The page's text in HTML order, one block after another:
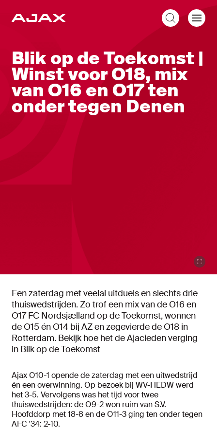
Blik op de Toekomst |
Winst voor O18, mix
van O16 en O17 ten
onder tegen Denen
Een zaterdag met veelal uitduels en slechts drie
thuiswedstrijden. Zo trof een mix van de O16 en
O17 FC Nordsjælland op de Toekomst, wonnen
de O15 én O14 bij AZ en zegevierde de O18 in
Rotterdam. Bekijk hoe het de Ajacieden verging
in Blik op de Toekomst
Ajax O10-1 opende de zaterdag met een uitwedstrijd
én een overwinning. Op bezoek bij WV-HEDW werd
het 3-5. Vervolgens was het tijd voor twee
thuiswedstrijden: de O9-2 won ruim van S.V.
Hoofddorp met 18-8 en de O11-3 ging ten onder tegen
AFC '34: 2-10.